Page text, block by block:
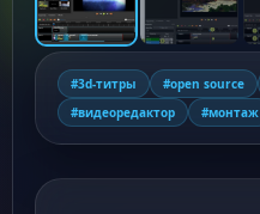
#3d-титры #open source
#видеоредактор
#монтаж